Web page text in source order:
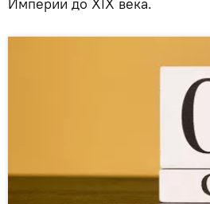
Империи до XIX века.